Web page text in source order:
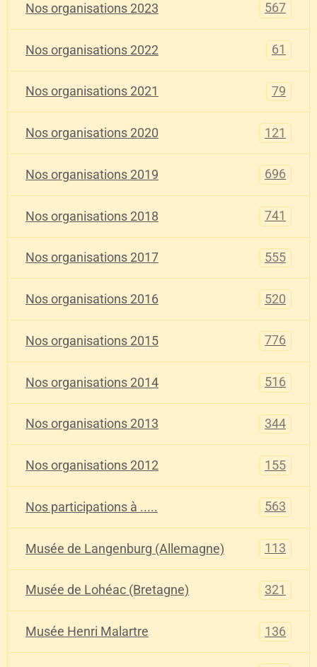
Nos organisations 2023 567
Nos organisations 2022 61
Nos organisations 2021 79
Nos organisations 2020 121
Nos organisations 2019 696
Nos organisations 2018 741
Nos organisations 2017 555
Nos organisations 2016 520
Nos organisations 2015 776
Nos organisations 2014 516
Nos organisations 2013 344
Nos organisations 2012 155
Nos participations à ..... 563
Musée de Langenburg (Allemagne) 113
Musée de Lohéac (Bretagne) 321
Musée Henri Malartre 136